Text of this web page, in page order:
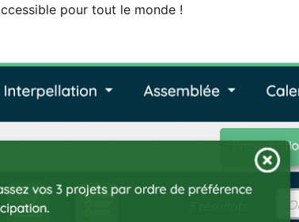
pour tout le monde !